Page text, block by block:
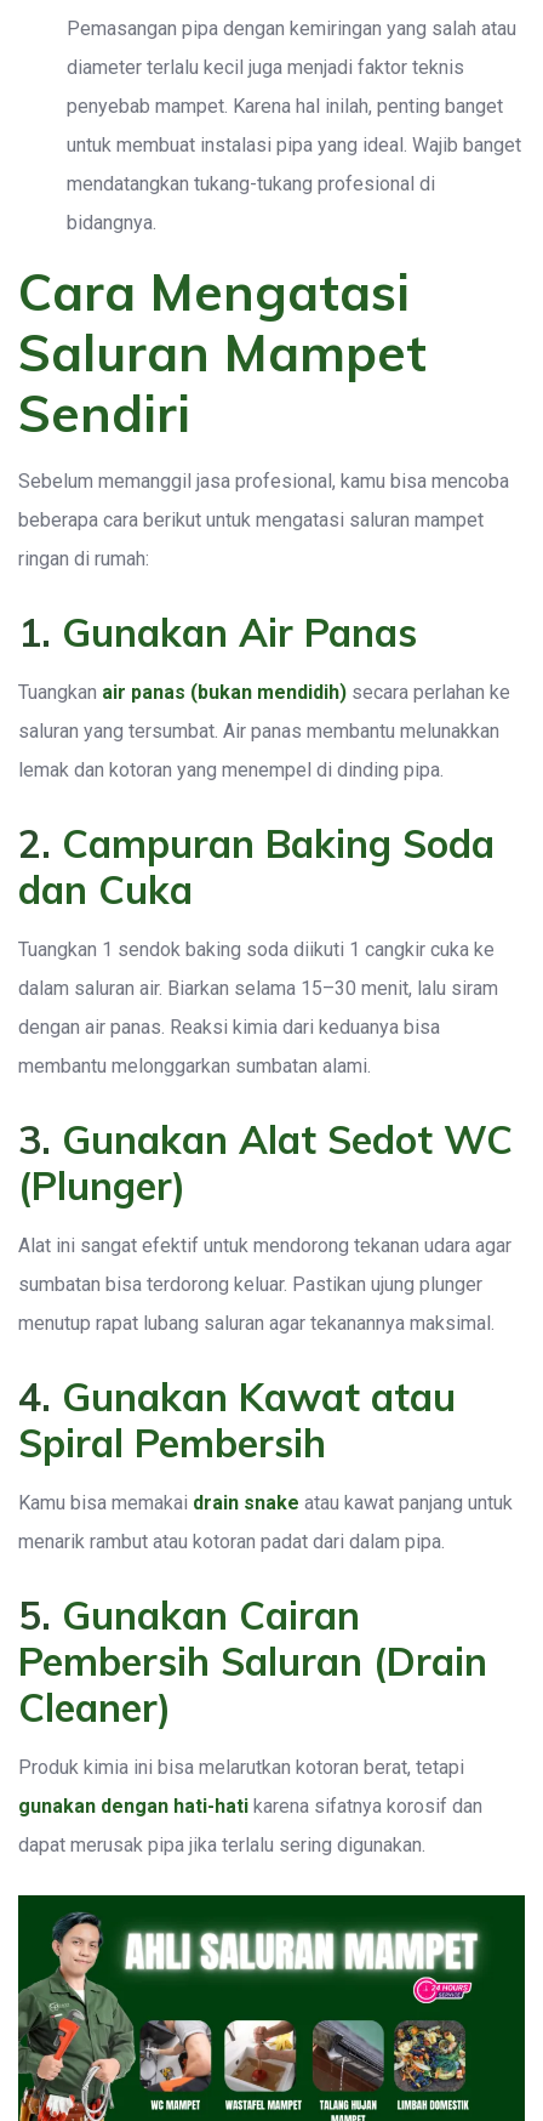
Pemasangan pipa dengan kemiringan yang salah atau
diameter terlalu kecil juga menjadi faktor teknis
penyebab mampet. Karena hal inilah, penting banget
untuk membuat instalasi pipa yang ideal. Wajib banget
mendatangkan tukang-tukang profesional di
bidangnya.
Cara Mengatasi
Saluran Mampet
Sendiri
Sebelum memanggil jasa profesional, kamu bisa mencoba
beberapa cara berikut untuk mengatasi saluran mampet
ringan di rumah:
1. Gunakan Air Panas
Tuangkan air panas (bukan mendidih) secara perlahan ke
saluran yang tersumbat. Air panas membantu melunakkan
lemak dan kotoran yang menempel di dinding pipa.
2. Campuran Baking Soda
dan Cuka
Tuangkan 1 sendok baking soda diikuti 1 cangkir cuka ke
dalam saluran air. Biarkan selama 15–30 menit, lalu siram
dengan air panas. Reaksi kimia dari keduanya bisa
membantu melonggarkan sumbatan alami.
3. Gunakan Alat Sedot WC
(Plunger)
Alat ini sangat efektif untuk mendorong tekanan udara agar
sumbatan bisa terdorong keluar. Pastikan ujung plunger
menutup rapat lubang saluran agar tekanannya maksimal.
4. Gunakan Kawat atau
Spiral Pembersih
Kamu bisa memakai drain snake atau kawat panjang untuk
menarik rambut atau kotoran padat dari dalam pipa.
5. Gunakan Cairan
Pembersih Saluran (Drain
Cleaner)
Produk kimia ini bisa melarutkan kotoran berat, tetapi
gunakan dengan hati-hati karena sifatnya korosif dan
dapat merusak pipa jika terlalu sering digunakan.